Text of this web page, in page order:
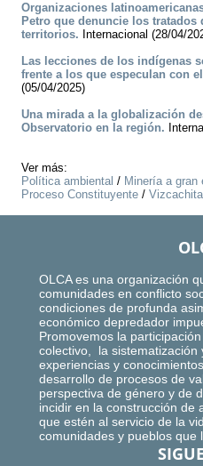
Organizaciones
Petro que denuncie los tratados
territorios. Internacional (28/04/
Las lecciones de los indígenas
frente a los que especulan con
(05/04/2025)
Una mirada a la globalización
Observatorio en la región.
Ver más:
Política ambiental / Minería a gran
Proceso Constituyente /
OLCA es una organización
comunidades en conflicto
condiciones de profunda
económico depredador
Promovemos la
colectivo, la sistematización
experiencias y
desarrollo de procesos de
perspectiva de género y de
incidir en la construcción de
que estén al servicio de la
comunidades y pueblos que